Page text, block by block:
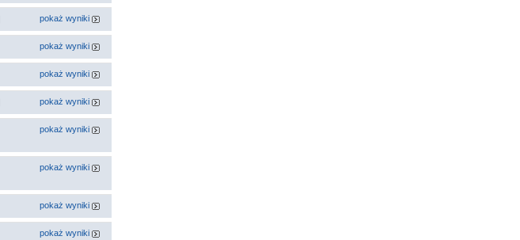
pokaż wyniki
pokaż wyniki
pokaż wyniki
pokaż wyniki
pokaż wyniki
pokaż wyniki
pokaż wyniki
pokaż wyniki